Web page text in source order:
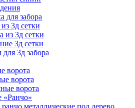
для забора
3д сетки
из 3д сетки
3д сетки
3д забора
ворота
ворота
ворота
«Ранчо»
металлические под дерево